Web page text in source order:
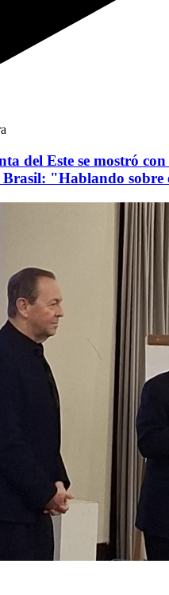
del Este se mostró
Brasil: "Hablando sobre